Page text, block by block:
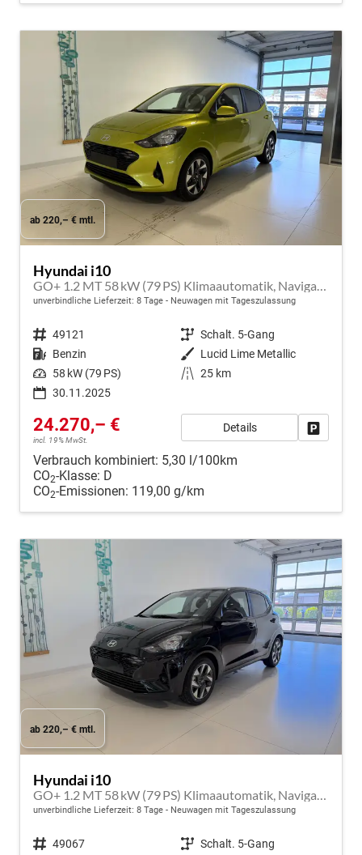
ab 220,– € mtl.
Hyundai i10
GO+ 1.2 MT 58 kW (79 PS) Klimaautomatik, Navigationssystem, Apple CarPlay & Android Auto, Sitzheizung, Lenkradheizung, Einparkhilfe hinten, Rückfahrkamera, Privacy Glass, 15" Leichtmetallfelgen, uvm.
unverbindliche Lieferzeit: 8 Tage Neuwagen mit Tageszulassung
Fahrzeugnr. 49121 Getriebe Schalt. 5-Gang
Kraftstoff Benzin Außenfarbe Lucid Lime Metallic
Leistung 58 kW (79 PS) Kilometerstand 25 km
30.11.2025
24.270,– €
incl. 19% MwSt.
Details
Verbrauch kombiniert: 5,30 l/100km
CO2-Klasse: D
CO2-Emissionen: 119,00 g/km
ab 220,– € mtl.
Hyundai i10
unverbindliche Lieferzeit: 8 Tage Neuwagen mit Tageszulassung
Fahrzeugnr. 49067 Getriebe Schalt. 5-Gang